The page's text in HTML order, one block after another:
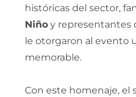
históricas del sector,
Niño y representantes
le otorgaron al evento
memorable.
Con este homenaje, el